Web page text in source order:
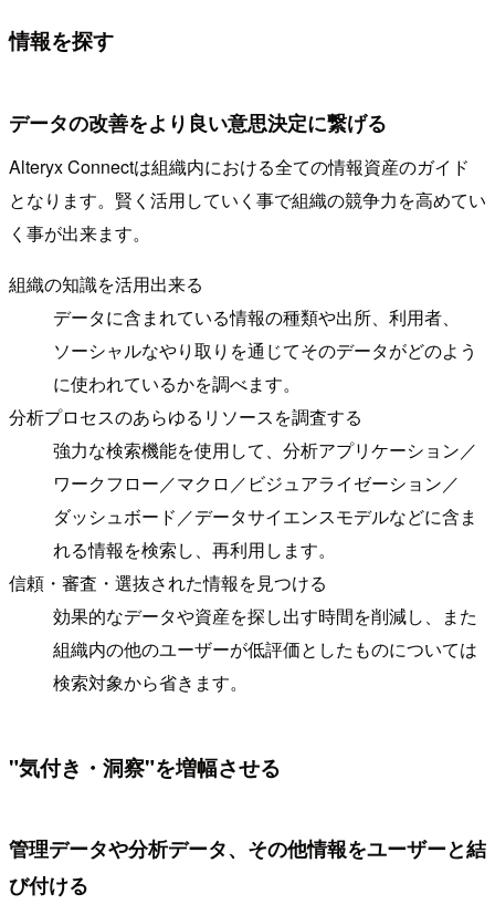
情報を探す
データの改善をより良い意思決定に繋げる
Alteryx Connectは組織内における全ての情報資産のガイド
となります。賢く活用していく事で組織の競争力を高めてい
く事が出来ます。
組織の知識を活用出来る
データに含まれている情報の種類や出所、利用者、
ソーシャルなやり取りを通じてそのデータがどのよう
に使われているかを調べます。
分析プロセスのあらゆるリソースを調査する
強力な検索機能を使用して、分析アプリケーション／
ワークフロー／マクロ／ビジュアライゼーション／
ダッシュボード／データサイエンスモデルなどに含ま
れる情報を検索し、再利用します。
信頼・審査・選抜された情報を見つける
効果的なデータや資産を探し出す時間を削減し、また
組織内の他のユーザーが低評価としたものについては
検索対象から省きます。
"気付き・洞察"を増幅させる
管理データや分析データ、その他情報をユーザーと結
び付ける